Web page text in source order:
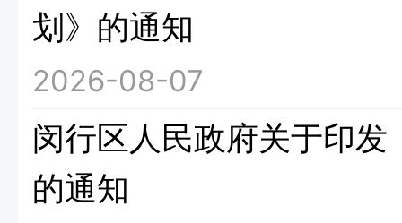
划》的通知
2026-08-07
闵行区人民政府关于印发
的通知